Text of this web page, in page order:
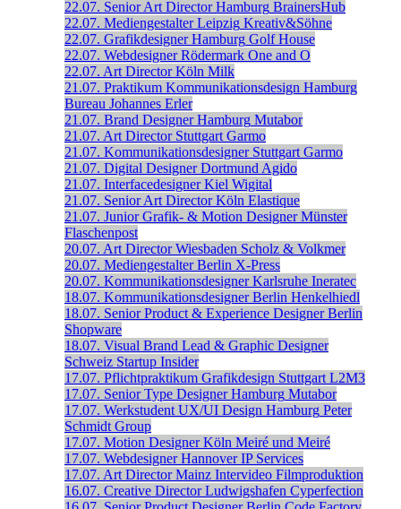
22.07. Senior Art Director Hamburg BrainersHub
22.07. Mediengestalter Leipzig Kreativ&Söhne
22.07. Grafikdesigner Hamburg Golf House
22.07. Webdesigner Rödermark One and O
22.07. Art Director Köln Milk
21.07. Praktikum Kommunikationsdesign Hamburg
Bureau Johannes Erler
21.07. Brand Designer Hamburg Mutabor
21.07. Art Director Stuttgart Garmo
21.07. Kommunikationsdesigner Stuttgart Garmo
21.07. Digital Designer Dortmund Agido
21.07. Interfacedesigner Kiel Wigital
21.07. Senior Art Director Köln Elastique
21.07. Junior Grafik- & Motion Designer Münster
Flaschenpost
20.07. Art Director Wiesbaden Scholz & Volkmer
20.07. Mediengestalter Berlin X-Press
20.07. Kommunikationsdesigner Karlsruhe Ineratec
18.07. Kommunikationsdesigner Berlin Henkelhiedl
18.07. Senior Product & Experience Designer Berlin
Shopware
18.07. Visual Brand Lead & Graphic Designer
Schweiz Startup Insider
17.07. Pflichtpraktikum Grafikdesign Stuttgart L2M3
17.07. Senior Type Designer Hamburg Mutabor
17.07. Werkstudent UX/UI Design Hamburg Peter
Schmidt Group
17.07. Motion Designer Köln Meiré und Meiré
17.07. Webdesigner Hannover IP Services
17.07. Art Director Mainz Intervideo Filmproduktion
16.07. Creative Director Ludwigshafen Cyperfection